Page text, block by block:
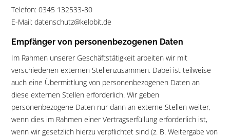
Telefon: 0345 132533-80
E-Mail: datenschutz@kelobit.de
Empfänger von personenbezogenen Daten
Im Rahmen unserer Geschäftstätigkeit arbeiten wir mit
verschiedenen externen Stellenzusammen. Dabei ist teilweise
auch eine Übermittlung von personenbezogenen Daten an
diese externen Stellen erforderlich. Wir geben
personenbezogene Daten nur dann an externe Stellen weiter,
wenn dies im Rahmen einer Vertragserfüllung erforderlich ist,
wenn wir gesetzlich hierzu verpflichtet sind (z. B. Weitergabe von